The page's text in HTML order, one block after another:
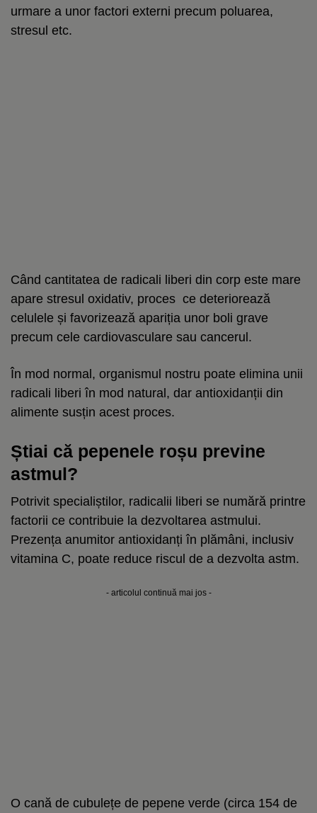
urmare a unor factori externi precum poluarea,
stresul etc.
Când cantitatea de radicali liberi din corp este mare
apare stresul oxidativ, proces ce deteriorează
celulele și favorizează apariția unor boli grave
precum cele cardiovasculare sau cancerul.
În mod normal, organismul nostru poate elimina unii
radicali liberi în mod natural, dar antioxidanții din
alimente susțin acest proces.
Știai că pepenele roșu previne
astmul?
Potrivit specialiștilor, radicalii liberi se numără printre
factorii ce contribuie la dezvoltarea astmului.
Prezența anumitor antioxidanți în plămâni, inclusiv
vitamina C, poate reduce riscul de a dezvolta astm.
- articolul continuă mai jos -
O cană de cubulețe de pepene verde (circa 154 de